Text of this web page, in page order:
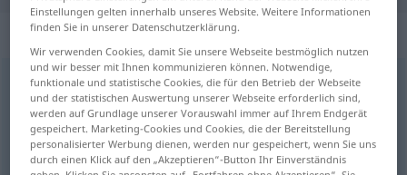
„unzivilisiert“
unzivilisiert
Übersicht aller Übersetzungen
(Für mehr Details die Übersetzung anklicken/antippen)
Einstellungen gelten innerhalb unseres Website. Weitere Informationen
finden Sie in unserer Datenschutzerklärung.
Wir verwenden Cookies, damit Sie unsere Webseite bestmöglich nutzen
und wir besser mit Ihnen kommunizieren können. Notwendige,
funktionale und statistische Cookies, die für den Betrieb der Webseite
und der statistischen Auswertung unserer Webseite erforderlich sind,
werden auf Grundlage unserer Vorauswahl immer auf Ihrem Endgerät
gespeichert. Marketing-Cookies und Cookies, die der Bereitstellung
personalisierter Werbung dienen, werden nur gespeichert, wenn Sie uns
durch einen Klick auf den „Akzeptieren“-Button Ihr Einverständnis